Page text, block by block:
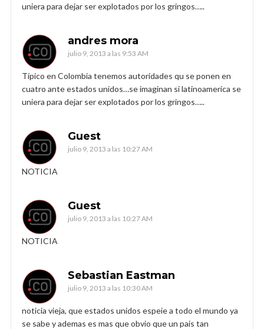
uniera para dejar ser explotados por los gringos…..
andres mora
julio 9, 2013 a las 9:53 AM
Típico en Colombia tenemos autoridades qu se ponen en
cuatro ante estados unidos…se imaginan si latinoamerica se
uniera para dejar ser explotados por los gringos…..
Guest
julio 9, 2013 a las 10:27 AM
NOTICIA
Guest
julio 9, 2013 a las 10:27 AM
NOTICIA
Sebastian Eastman
julio 9, 2013 a las 10:30 AM
noticia vieja, que estados unidos espeie a todo el mundo ya
se sabe y ademas es mas que obvio que un pais tan